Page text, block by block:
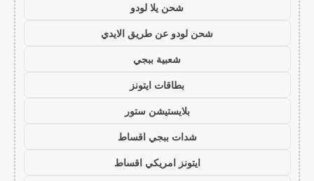
شحن يلا لودو
شحن لودو عن طريق الايدي
شعبية ببجي
بطاقات ايتونز
بلايستيشن ستور
شدات ببجي اقساط
ايتونز امريكي اقساط